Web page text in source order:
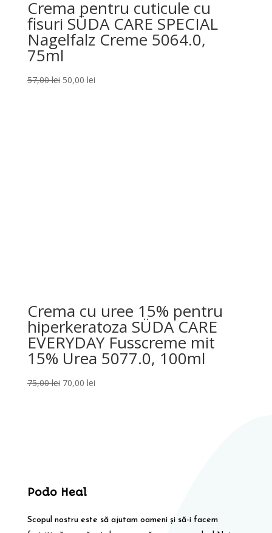
Crema pentru cuticule cu
fisuri SÜDA CARE SPECIAL
Nagelfalz Creme 5064.0,
75ml
57,00lei Prețul
50,00 leiPrețul
Crema cu uree 15% pentru
hiperkeratoza SÜDA CARE
EVERYDAY Fusscreme mit
15% Urea 5077.0, 100ml
75,00lei Prețul
70,00 leiPrețul
Podo Heal
Scopul nostru este să ajutam oameni și să-i facem